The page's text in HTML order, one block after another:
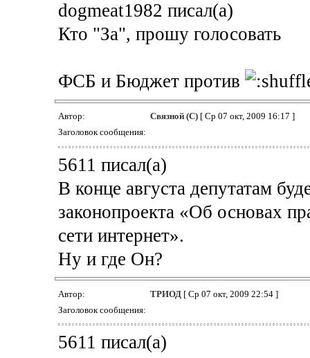
dogmeat1982 писал(а)
Кто "За", прошу голосовать
ФСБ и Бюджет против
Автор: Связной (С)[ Ср 07 окт, 2009 16:17 ]
Заголовок сообщения:
5611 писал(а)
В конце августа депутатам
законопроекта «Об основах
сети интернет».
Ну и где Он?
Автор: ТРИОД[ Ср 07 окт, 2009 22:54 ]
Заголовок сообщения:
5611 писал(а)